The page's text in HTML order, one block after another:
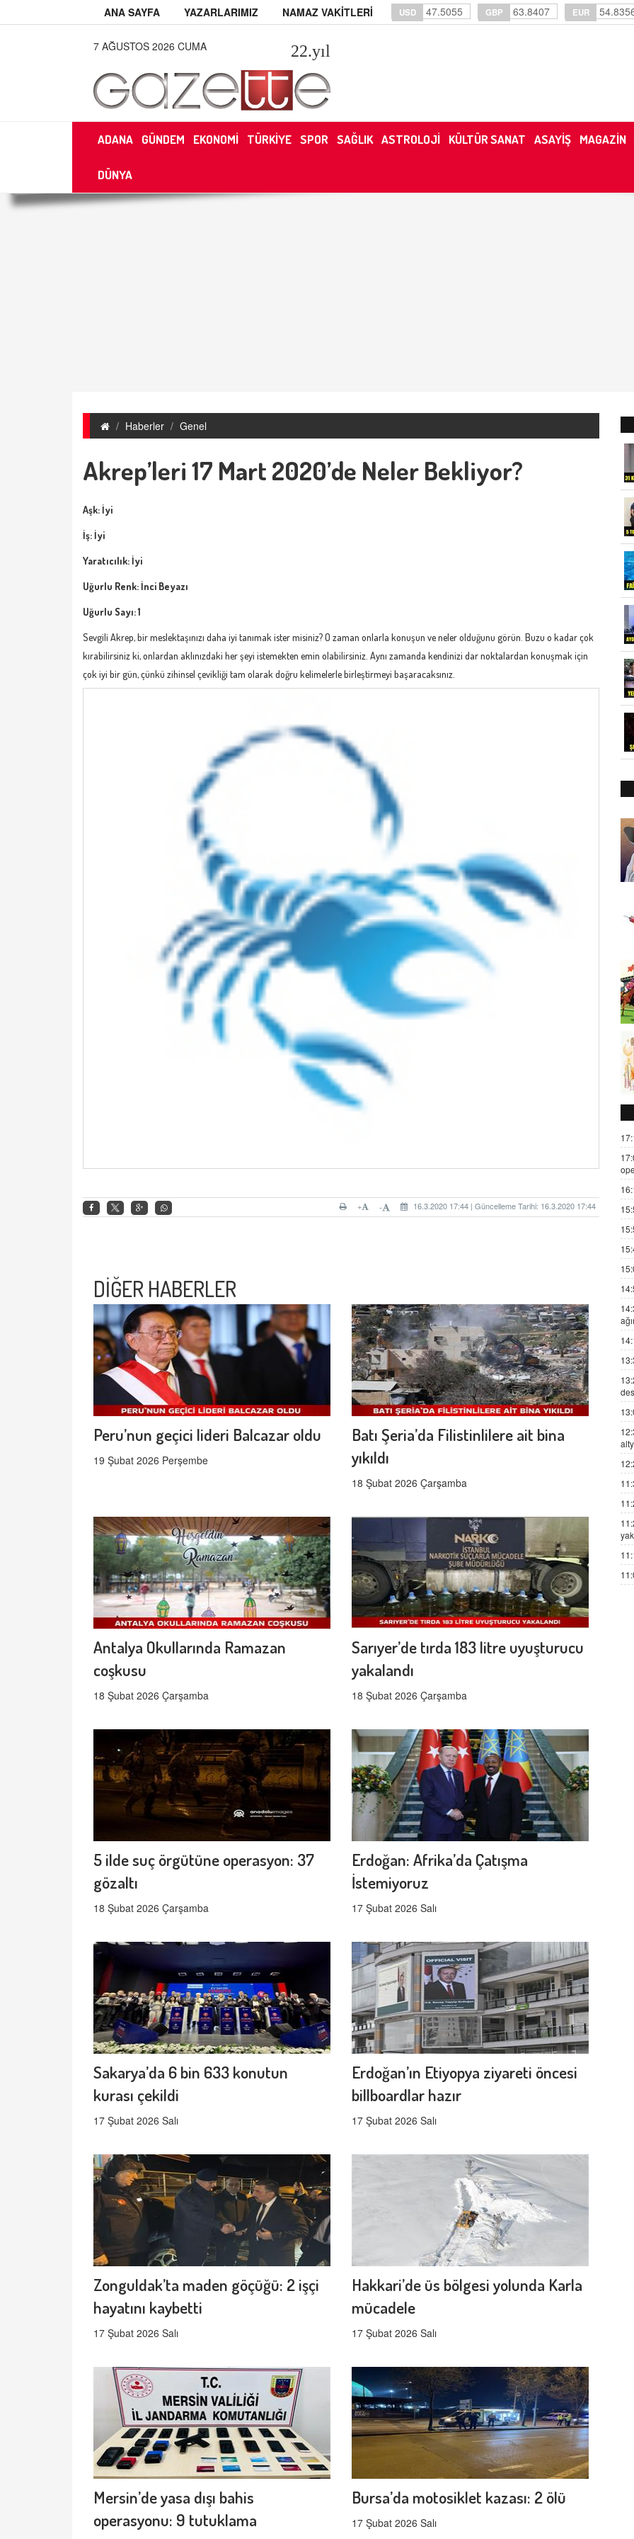
ANA SAYFA YAZARLARIMIZ NAMAZ VAKİTLERİ USD 47.5055 GBP 63.8407 EUR
7 AĞUSTOS 2026 CUMA 22.yıl
ADANA GÜNDEM EKONOMİ TÜRKİYE SPOR SAĞLIK ASTROLOJİ KÜLTÜR SANAT ASAYİŞ MAGAZİN
DÜNYA
Haberler Genel
Akrep’leri 17 Mart 2020’de Neler Bekliyor?
Aşk: İyi
İş: İyi
Yaratıcılık: İyi
Uğurlu Renk: İnci Beyazı
Uğurlu Sayı: 1
Sevgili Akrep, bir meslektaşınızı daha iyi tanımak ister misiniz? O zaman onlarla konuşun ve neler olduğunu görün. Buzu o kadar çok
kırabilirsiniz ki, onlardan aklınızdaki her şeyi istemekten emin olabilirsiniz. Aynı zamanda kendinizi dar noktalardan konuşmak için
çok iyi bir gün, çünkü zihinsel çevikliği tam olarak doğru kelimelerle birleştirmeyi başaracaksınız.
16.3.2020 17:44 | Güncelleme Tarihi: 16.3.2020 17:44
-
+
DİĞER HABERLER
Peru’nun geçici lideri Balcazar oldu
19 Şubat 2026 Perşembe
Batı Şeria’da Filistinlilere ait bina
yıkıldı
18 Şubat 2026 Çarşamba
Antalya Okullarında Ramazan
coşkusu
18 Şubat 2026 Çarşamba
Sarıyer’de tırda 183 litre uyuşturucu
yakalandı
18 Şubat 2026 Çarşamba
5 ilde suç örgütüne operasyon: 37
gözaltı
18 Şubat 2026 Çarşamba
Erdoğan: Afrika’da Çatışma
İstemiyoruz
17 Şubat 2026 Salı
Sakarya’da 6 bin 633 konutun
kurası çekildi
17 Şubat 2026 Salı
Erdoğan’ın Etiyopya ziyareti öncesi
billboardlar hazır
17 Şubat 2026 Salı
Zonguldak’ta maden göçüğü: 2 işçi
hayatını kaybetti
17 Şubat 2026 Salı
Hakkari’de üs bölgesi yolunda Karla
mücadele
17 Şubat 2026 Salı
Mersin’de yasa dışı bahis
operasyonu: 9 tutuklama
Bursa’da motosiklet kazası: 2 ölü
17 Şubat 2026 Salı